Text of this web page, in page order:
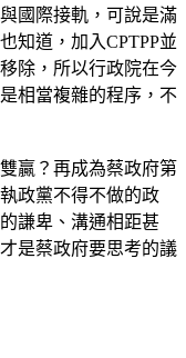
國際接軌，可說是滿
知道，加入CPTPP並
除，所以行政院在今
相當複雜的程序，不
贏？再成為蔡政府第
政黨不得不做的政
謙卑、溝通相距甚
是蔡政府要思考的議